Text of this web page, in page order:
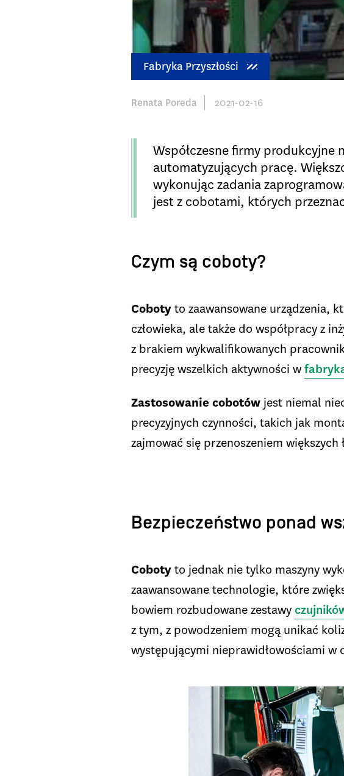
Fabryka Przyszłości
Renata Poreda 2021-02-16
Współczesne firmy produkcyjne
automatyzujących pracę.
wykonując zadania
jest z cobotami, których
Czym są coboty?
Cobotyto zaawansowane urządzenia,
człowieka, ale także do współpracy z
z brakiem wykwalifikowanych
precyzję wszelkich aktywności w
Zastosowanie cobotów jest niemal
precyzyjnych czynności, takich jak
zajmować się przenoszeniem
Bezpieczeństwo ponad
Cobotyto jednak nie tylko maszyny
zaawansowane technologie, które
bowiem rozbudowane zestawy
z tym, z powodzeniem mogą unikać
występującymi nieprawidłowościami w